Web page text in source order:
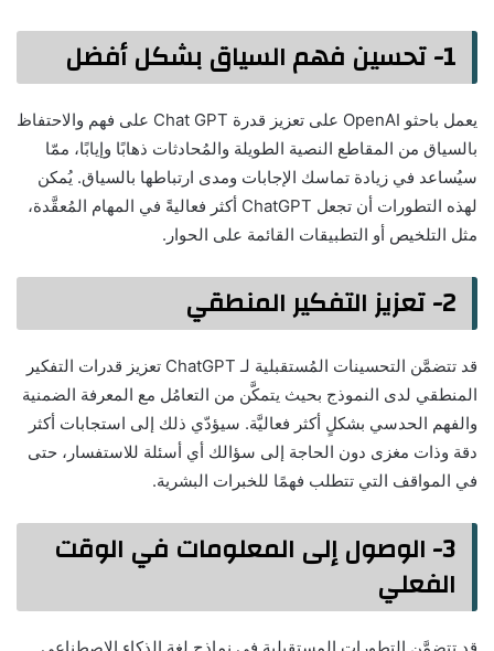
1- تحسين فهم السياق بشكل أفضل
يعمل باحثو OpenAI على تعزيز قدرة Chat GPT على فهم والاحتفاظ
بالسياق من المقاطع النصية الطويلة والمُحادثات ذهابًا وإيابًا، ممّا
سيُساعد في زيادة تماسك الإجابات ومدى ارتباطها بالسياق. يُمكن
لهذه التطورات أن تجعل ChatGPT أكثر فعاليةً في المهام المُعقَّدة،
مثل التلخيص أو التطبيقات القائمة على الحوار.
2- تعزيز التفكير المنطقي
قد تتضمَّن التحسينات المُستقبلية لـ ChatGPT تعزيز قدرات التفكير
المنطقي لدى النموذج بحيث يتمكَّن من التعامُل مع المعرفة الضمنية
والفهم الحدسي بشكلٍ أكثر فعاليَّة. سيؤدّي ذلك إلى استجابات أكثر
دقة وذات مغزى دون الحاجة إلى سؤالك أي أسئلة للاستفسار، حتى
في المواقف التي تتطلب فهمًا للخبرات البشرية.
3- الوصول إلى المعلومات في الوقت
الفعلي
قد تتضمَّن التطورات المستقبلية في نماذج لغة الذكاء الاصطناعي